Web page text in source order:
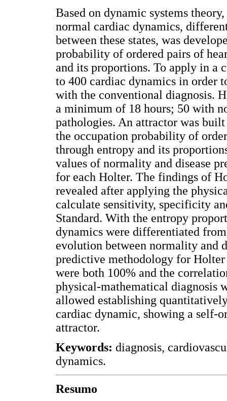
Based on dynamic systems
normal cardiac dynamics,
between these states, was
probability of ordered pairs of
and its proportions. To apply in a
to 400 cardiac dynamics in order
with the conventional diagnosis.
a minimum of 18 hours; 50 with
pathologies. An attractor was
the occupation probability of
through entropy and its
values of normality and disease
for each Holter. The findings of
revealed after applying the
calculate sensitivity, specificity
Standard. With the entropy
dynamics were differentiated
evolution between normality and
predictive methodology for
were both 100% and the
physical-mathematical diagnosis
allowed establishing
cardiac dynamic, showing a self-
attractor.
Keywords: diagnosis,
dynamics.
Resumo